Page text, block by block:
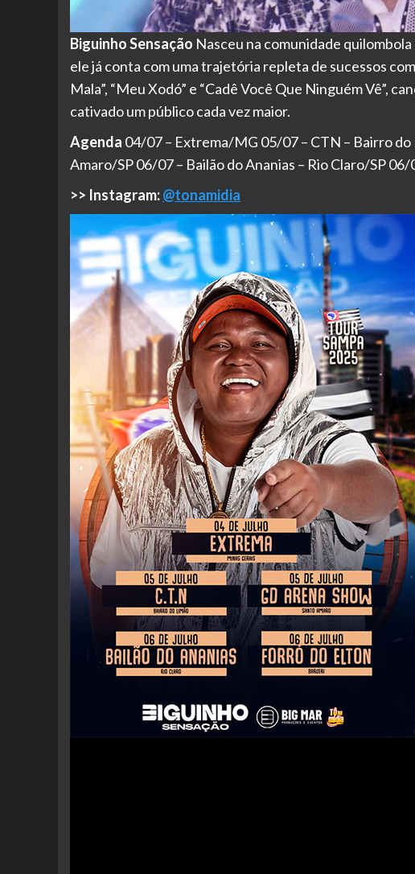
Biguinho Sensação Nasceu na comunidade
ele já conta com uma trajetória repleta de sucessos
Mala”, “Meu Xodó” e “Cadê Você Que Ninguém Vê”,
cativado um público cada vez maior.
Agenda 04/07 – Extrema/MG 05/07 – CTN – Bairro do
Amaro/SP 06/07 – Bailão do Ananias – Rio Claro/SP
>> Instagram:@tonamidia